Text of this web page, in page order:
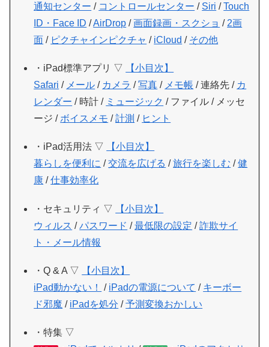
通知センター / コントロールセンター / Siri /Touch
ID・Face ID /AirDrop /画面録画・スクショ / 2画
面 / ピクチャインピクチャ / iCloud / その他
・iPad標準アプリ ▽
【小目次】
Safari / メール / カメラ /写真 / メモ帳 / 連絡先 / カ
レンダー / 時計 / ミュージック / ファイル / メッセ
ージ / ボイスメモ /計測 / ヒント
・iPad活用法 ▽
【小目次】
暮らしを便利に /交流を広げる /旅行を楽しむ /健
康 /仕事効率化
・セキュリティ ▽
【小目次】
ウィルス /パスワード /最低限の設定 /詐欺サイ
ト・メール情報
・Q & A ▽
【小目次】
iPad動かない！
/ iPadの電源について / キーボー
ド邪魔 / iPadを処分 /予測変換おかしい
・特集 ▽